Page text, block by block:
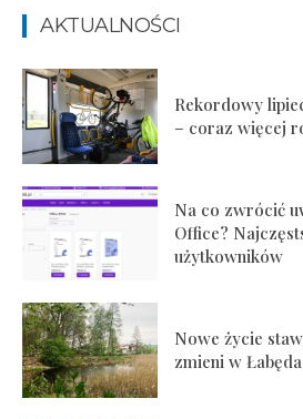
AKTUALNOŚCI
Rekordowy
– coraz więcej
Na co zwrócić
Office?
użytkowników
Nowe życie
zmieni w